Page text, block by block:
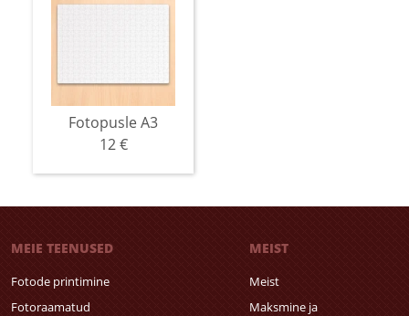
Fotopusle A3
12 €
MEIE TEENUSED
Fotode printimine
Fotoraamatud
MEIST
Meist
Maksmine ja